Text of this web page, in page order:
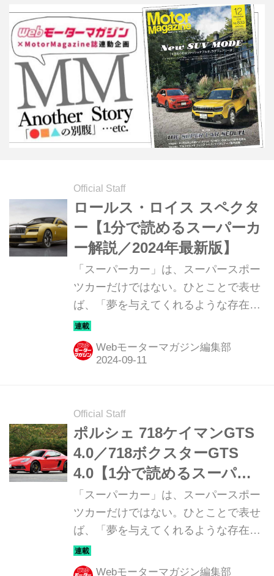
Official Staff
ロールス・ロイス スペクタ
ー【1分で読めるスーパーカ
ー解説／2024年最新版】
「スーパーカー」は、スーパースポー
ツカーだけではない。ひとことで表せ
ば、「夢を与えてくれるような存在」
だ。ここでは、国内外のそんな魅力あ
るモデルたちを簡単に紹介していこ
う。今回は、ロールス・ロイス スペク
Webモーターマガジン編集部
Official Staff
ポルシェ 718ケイマンGTS
4.0／718ボクスターGTS
4.0【1分で読めるスーパー
カー解説／2024年最新版】
「スーパーカー」は、スーパースポー
ツカーだけではない。ひとことで表せ
ば、「夢を与えてくれるような存在」
だ。ここでは、国内外のそんな魅力あ
るモデルたちを簡単に紹介していこ
Webモーターマガジン編集部